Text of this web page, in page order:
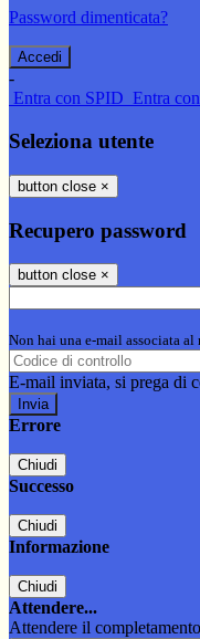
Password dimenticata?
-
Entra con SPID Entra
Seleziona utente
button close ×
Recupero password
button close ×
Non hai una e-mail associata
E-mail inviata, si prega di
Errore
Chiudi
Successo
Chiudi
Informazione
Chiudi
Attendere...
Attendere il